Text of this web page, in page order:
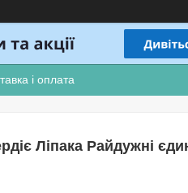
і оплата
Ліпака Райдужні